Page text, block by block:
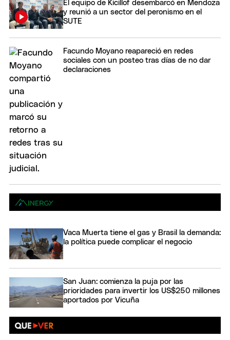
El equipo de Kicillof desembarcó en Mendoza
y reunió a un sector del peronismo en el
SUTE
Facundo Moyano reapareció en redes
sociales con un posteo tras días de no dar
declaraciones
Vaca Muerta tiene el gas y Brasil la demanda:
la política puede complicar el negocio
San Juan: comienza la puja por las
prioridades para invertir los US$250 millones
aportados por Vicuña